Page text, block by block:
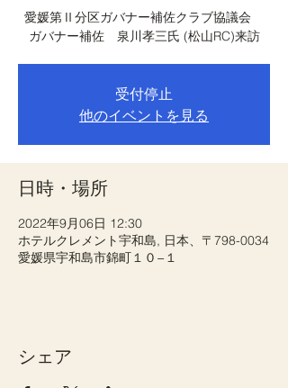
愛媛第Ⅱ分区ガバナー補佐クラブ協議会
ガバナー補佐 泉川孝三氏 (松山RC)来訪
受付停止
他のイベントを見る
日時・場所
2022年9月06日 12:30
ホテルクレメント宇和島, 日本、〒798-0034
愛媛県宇和島市錦町１０−１
シェア